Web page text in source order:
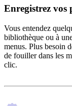
Enregistrez vos
Vous entendez
bibliothèque ou à
menus. Plus besoin
de fouiller dans les
clic.